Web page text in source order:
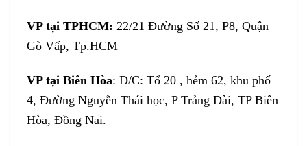
VP tại TPHCM: 22/21 Đường Số 21, P8, Quận
Gò Vấp, Tp.HCM
VP tại Biên Hòa: Đ/C: Tổ 20 , hẻm 62, khu phố
4, Đường Nguyễn Thái học, P Trảng Dài, TP Biên
Hòa, Đồng Nai.